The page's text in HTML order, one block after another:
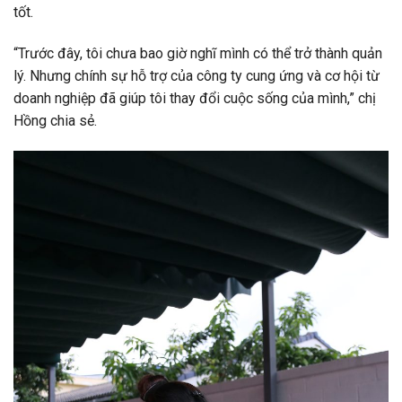
tốt.
“Trước đây, tôi chưa bao giờ nghĩ mình có thể trở thành quản
lý. Nhưng chính sự hỗ trợ của công ty cung ứng và cơ hội từ
doanh nghiệp đã giúp tôi thay đổi cuộc sống của mình,” chị
Hồng chia sẻ.